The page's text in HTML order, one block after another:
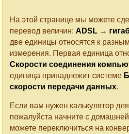
На этой странице мы можете
перевод величин: ADSL →
две единицы относятся к
измерения. Первая единица
Cкорости соединения
единица принадлежит системе
скорости передачи данных.
Если вам нужен калькулятор
пожалуйста начните с
можете переключиться на